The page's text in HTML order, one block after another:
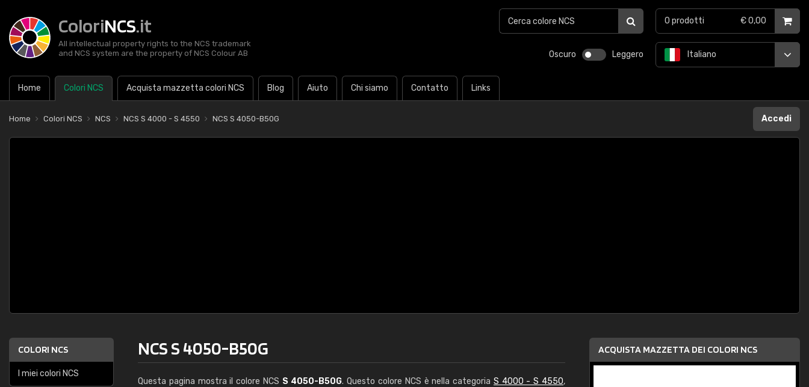
ColoriNCS.it
All intellectual property rights to the NCS trademark
and NCS system are the property of NCS Colour AB
Oscuro Leggero
Home Colori NCS Acquista mazzetta colori NCS Blog Aiuto Chi siamo Contatto Links
Italiano
0 prodotti € 0,00
Home Colori NCS NCS NCS S 4000 - S 4550 NCS S 4050-B50G Accedi
COLORI NCS
I miei colori NCS
NCS S 4050-B50G
Questa pagina mostra il colore NCS S 4050-B50G. Questo colore NCS è nella categoria S 4000 - S 4550,
ACQUISTA MAZZETTA DEI COLORI NCS